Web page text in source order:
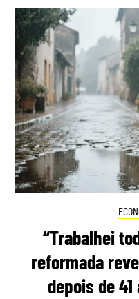
“Trabalhei
reformada
depois de